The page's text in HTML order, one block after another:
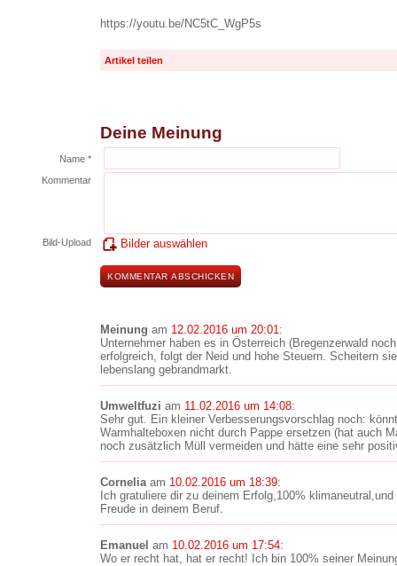
https://youtu.be/NC5tC_WgP5s
Artikel teilen
Deine Meinung
Name *
Kommentar
Bild-Upload Bilder auswählen
Meinung am 12.02.2016 um 20:01:
Unternehmer haben es in Österreich (Bregenzerwald
erfolgreich, folgt der Neid und hohe Steuern. Scheitern
lebenslang gebrandmarkt.
Umweltfuzi am 11.02.2016 um 14:08:
Sehr gut. Ein kleiner Verbesserungsvorschlag noch:
Warmhalteboxen nicht durch Pappe ersetzen (hat auch
noch zusätzlich Müll vermeiden und hätte eine sehr
Corneliaam 10.02.2016 um 18:39:
Ich gratuliere dir zu deinem Erfolg,100%
Freude in deinem Beruf.
Emanuel am 10.02.2016 um 17:54:
Wo er recht hat, hat er recht! Ich bin 100% seiner